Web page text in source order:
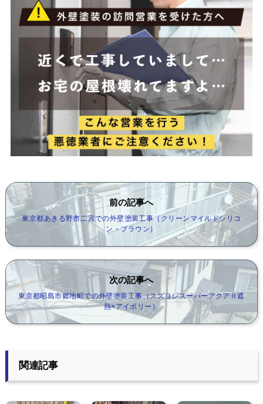
前の記事へ
東京都あきる野市二宮での外壁塗装工事（クリーンマイルドシリコ
ン・ブラウン）
次の記事へ
東京都昭島市郷地町での外壁塗装工事（スズヨシスーパーアクアⅡ遮
熱×アイボリー）
関連記事